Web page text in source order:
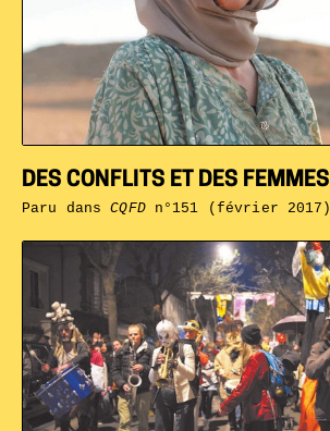
DES CONFLITS ET DES FEMMES
Paru dansCQFDn°151 (février 2017)